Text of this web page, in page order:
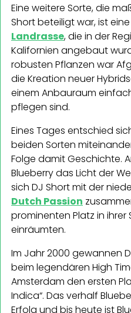
Eine weitere Sorte, die
Short beteiligt war, ist eine
Landrasse, die in der
Kalifornien angebaut
robusten Pflanzen war
die Kreation neuer
einem Anbauraum
pflegen sind.
Eines Tages entschied
beiden Sorten
Folge damit Geschichte.
Blueberry das Licht der
sich DJ Short mit der
Dutch Passion
prominenten Platz in ihrer
einräumten.
Im Jahr 2000 gewannen
beim legendären High
Amsterdam den ersten
Indica“. Das verhalf
Erfolg und bis heute ist